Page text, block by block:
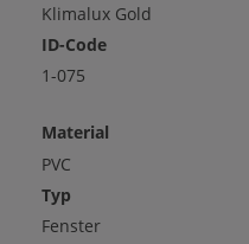
Klimalux Gold
ID-Code
1-075
Material
PVC
Typ
Fenster